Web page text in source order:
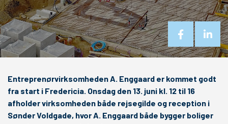
Entreprenørvirksomheden A. Enggaard er kommet godt
fra start i Fredericia. Onsdag den 13. juni kl. 12 til 16
afholder virksomheden både rejsegilde og reception i
Sønder Voldgade, hvor A. Enggaard både bygger boliger